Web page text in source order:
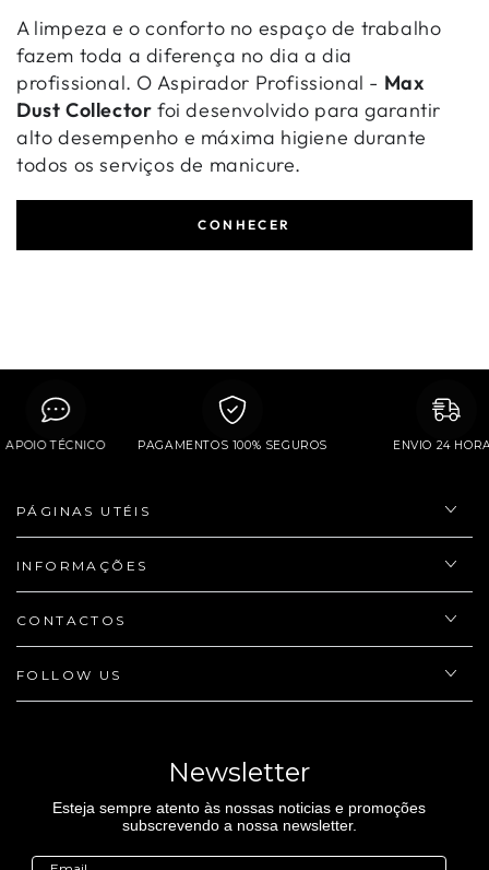
A limpeza e o conforto no espaço de trabalho
fazem toda a diferença no dia a dia
profissional. O Aspirador Profissional - Max
Dust Collector foi desenvolvido para garantir
alto desempenho e máxima higiene durante
todos os serviços de manicure.
CONHECER
APOIO TÉCNICO PAGAMENTOS 100% SEGUROS ENVIO 24
PÁGINAS UTÉIS
INFORMAÇÕES
CONTACTOS
FOLLOW US
Newsletter
Esteja sempre atento às nossas noticias e promoções
subscrevendo a nossa newsletter.